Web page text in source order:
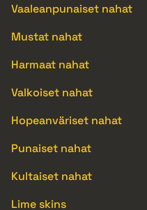
Vaaleanpunaiset nahat
Mustat nahat
Harmaat nahat
Valkoiset nahat
Hopeanväriset nahat
Punaiset nahat
Kultaiset nahat
Lime skins